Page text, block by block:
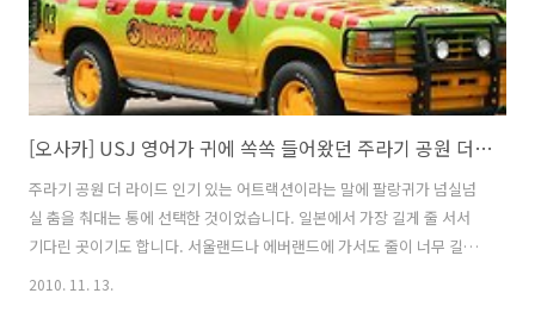
[오사카] USJ 영어가 귀에 쏙쏙 들어왔던 주라기 공원 더 라이드
주라기 공원 더 라이드 인기 있는 어트랙션이라는 말에 팔랑귀가 넘실넘
실 춤을 춰대는 통에 선택한 것이었습니다. 일본에서 가장 길게 줄 서서
기다린 곳이기도 합니다. 서울랜드나 에버랜드에 가서도 줄이 너무 길면
아예 그냥 돌아서 나오는데 USJ에서는 줄이 안쪽에 감춰져 있어서 무조
2010. 11. 13.